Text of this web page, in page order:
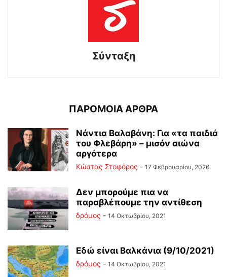
Σύνταξη
ΠΑΡΟΜΟΙΑ ΑΡΘΡΑ
Νάντια Βαλαβάνη: Για «τα παιδιά
του Φλεβάρη» – μισόν αιώνα
αργότερα
Κώστας Στοφόρος - 17 Φεβρουαρίου, 2026
Δεν μπορούμε πια να
παραβλέπουμε την αντίθεση
δρόμος - 14 Οκτωβρίου, 2021
Εδώ είναι Βαλκάνια (9/10/2021)
δρόμος - 14 Οκτωβρίου, 2021